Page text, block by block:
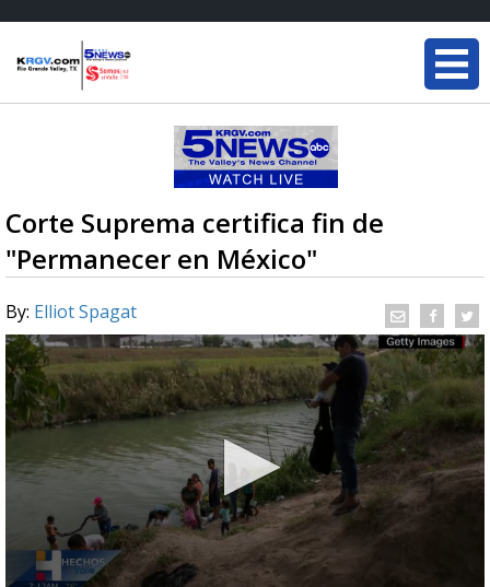
Corte Suprema certifica fin de
"Permanecer en México"
By: Elliot Spagat